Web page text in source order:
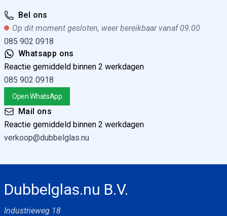
175cm
Glassnijhaak met versterking zwart 60cm x
205cm
Bel ons
Op dit moment gesloten, weer bereikbaar vanaf 09:00
085 902 0918
Whatsapp ons
Reactie gemiddeld binnen 2 werkdagen
085 902 0918
Open WhatsApp
Mail ons
Reactie gemiddeld binnen 2 werkdagen
verkoop@dubbelglas.nu
Dubbelglas.nu B.V.
Industrieweg 18